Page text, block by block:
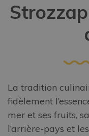
La tradition
fidèlement
mer et ses fruits,
l’arrière-pays et